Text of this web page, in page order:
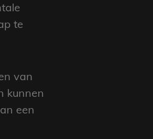
te
van
kunnen
een